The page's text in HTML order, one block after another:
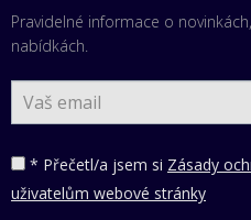
Pravidelné informace o
nabídkách.
* Přečetl/a jsem si Zásady
uživatelům webové stránky